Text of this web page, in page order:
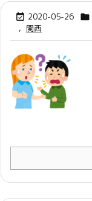
 2020-05-26 
, 関西